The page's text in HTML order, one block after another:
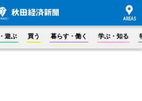
遊ぶ 買う 暮らす・働く 学ぶ・知る